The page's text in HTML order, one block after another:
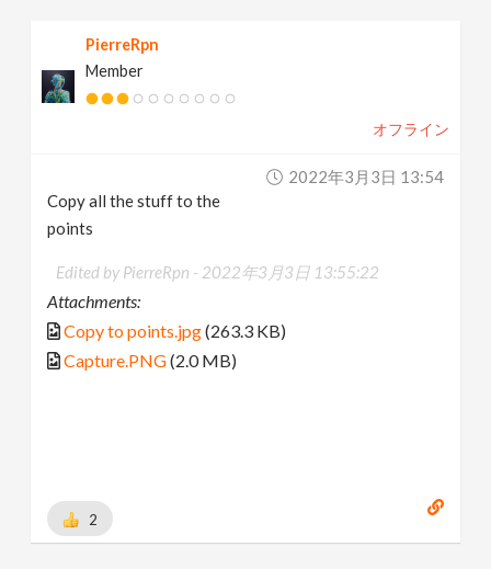
PierreRpn
Member
オフライン
2022年3月3日 13:54
Copy all the stuff to the
points
Edited by PierreRpn - 2022年3月3日 13:55:22
Attachments:
Copy to points.jpg(263.3 KB)
Capture.PNG(2.0 MB)
2